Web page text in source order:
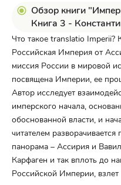
Обзор книги
Книга 3 -
Что такое translatio Imperii?
Российская Империя от
миссия России в мировой
посвящена Империи, ее
Автор исследует
имперского начала,
обоснованной власти, и
читателем
панорама – Ассирия и
Карфаген и так вплоть до
Российской Империи, взлет